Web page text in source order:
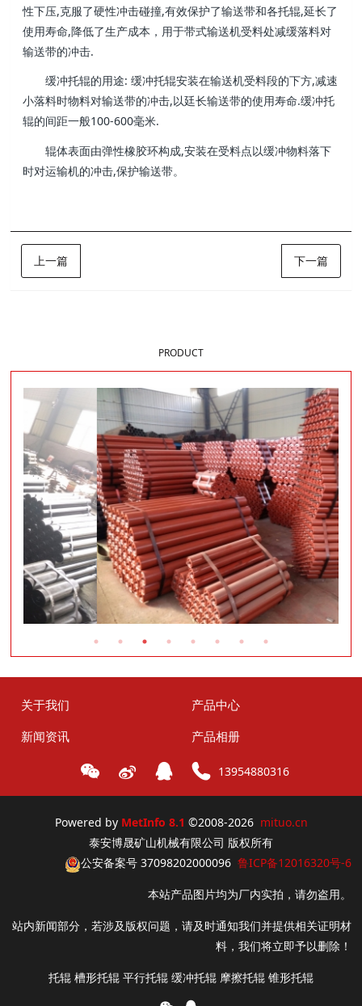
性下压,克服了硬性冲击碰撞,有效保护了输送带和各托辊,延长了
使用寿命,降低了生产成本，用于带式输送机受料处减缓落料对
输送带的冲击.
缓冲托辊的用途: 缓冲托辊安装在输送机受料段的下方,减速
小落料时物料对输送带的冲击,以廷长输送带的使用寿命.缓冲托
辊的间距一般100-600毫米.
辊体表面由弹性橡胶环构成,安装在受料点以缓冲物料落下
时对运输机的冲击,保护输送带。
上一篇 下一篇
PRODUCT
关于我们
产品中心
新闻资讯
产品相册
13954880316
Powered by MetInfo 8.1 ©2008-2026 mituo.cn
泰安博晟矿山机械有限公司 版权所有
公安备案号 37098202000096 鲁ICP备12016320号-6
本站产品图片均为厂内实拍，请勿盗用。
站内新闻部分，若涉及版权问题，请及时通知我们并提供相关证明材
料，我们将立即予以删除！
托辊 槽形托辊 平行托辊 缓冲托辊 摩擦托辊 锥形托辊